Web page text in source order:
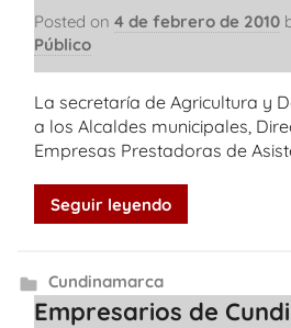
Posted on 4 de febrero de 2010
Público
La secretaría de Agricultura y
a los Alcaldes municipales,
Empresas Prestadoras de
Seguir leyendo
Cundinamarca
Empresarios de